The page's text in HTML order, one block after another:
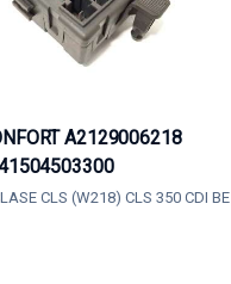
A2129006218
CLS (W218) CLS 350 CDI BE